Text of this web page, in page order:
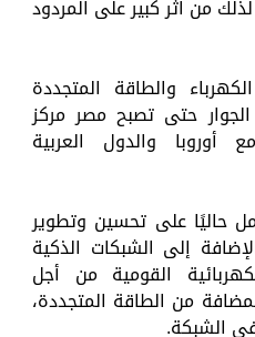
من اثر كبير على المردود
والطاقة المتجددة
حتى تصبح مصر مركز
أوروبا والدول العربية
حاليًا على تحسين وتطوير
إلى الشبكات الذكية
القومية من أجل
من الطاقة المتجددة،
الشبكة.